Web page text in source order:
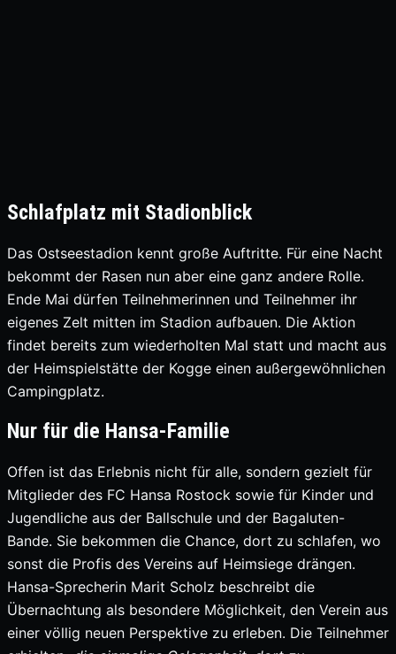
Schlafplatz mit Stadionblick
Das Ostseestadion kennt große Auftritte. Für eine Nacht
bekommt der Rasen nun aber eine ganz andere Rolle.
Ende Mai dürfen Teilnehmerinnen und Teilnehmer ihr
eigenes Zelt mitten im Stadion aufbauen. Die Aktion
findet bereits zum wiederholten Mal statt und macht aus
der Heimspielstätte der Kogge einen außergewöhnlichen
Campingplatz.
Nur für die Hansa-Familie
Offen ist das Erlebnis nicht für alle, sondern gezielt für
Mitglieder des FC Hansa Rostock sowie für Kinder und
Jugendliche aus der Ballschule und der Bagaluten-
Bande. Sie bekommen die Chance, dort zu schlafen, wo
sonst die Profis des Vereins auf Heimsiege drängen.
Hansa-Sprecherin Marit Scholz beschreibt die
Übernachtung als besondere Möglichkeit, den Verein aus
einer völlig neuen Perspektive zu erleben. Die Teilnehmer